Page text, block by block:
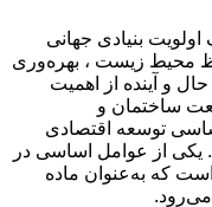
بنیادی جهانی
محیط زیست ، بهره‌وری
و آینده از اهمیت
ساختمان و
توسعه اقتصادی
از عوامل اساسی در
که به‌عنوان ماده
می‌رود.